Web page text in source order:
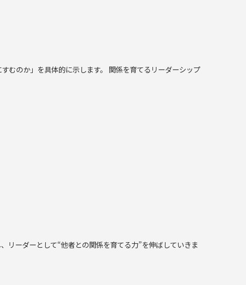
むのか」を具体的に示します。 関係を育てるリーダーシップ
ーダーとして“他者との関係を育てる力”を伸ばしていきま